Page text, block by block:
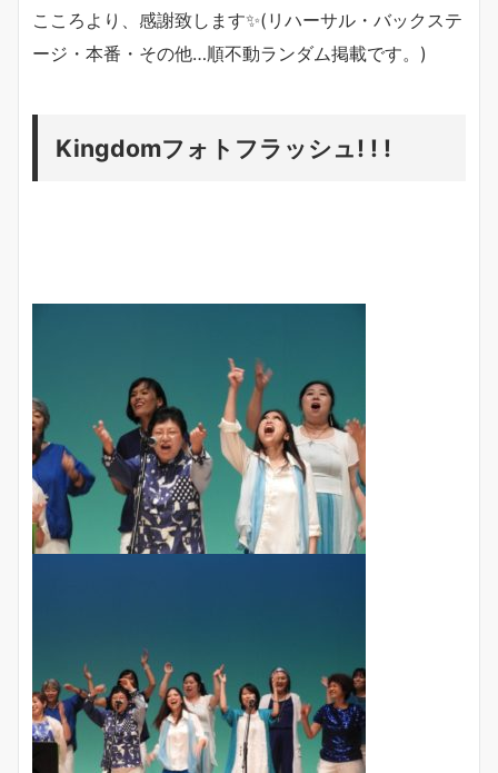
こころより、感謝致します✨(リハーサル・バックステ
ージ・本番・その他…順不動ランダム掲載です。)
Kingdomフォトフラッシュ! ! !